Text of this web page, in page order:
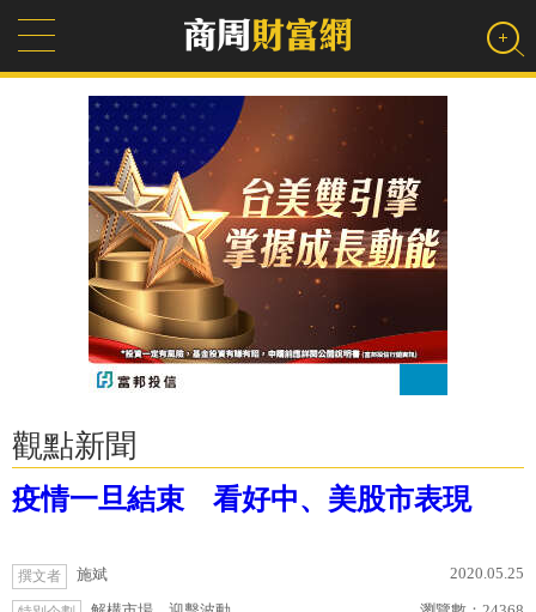
觀點新聞
疫情一旦結束 看好中、美股市表現
撰文者 施斌 2020.05.25